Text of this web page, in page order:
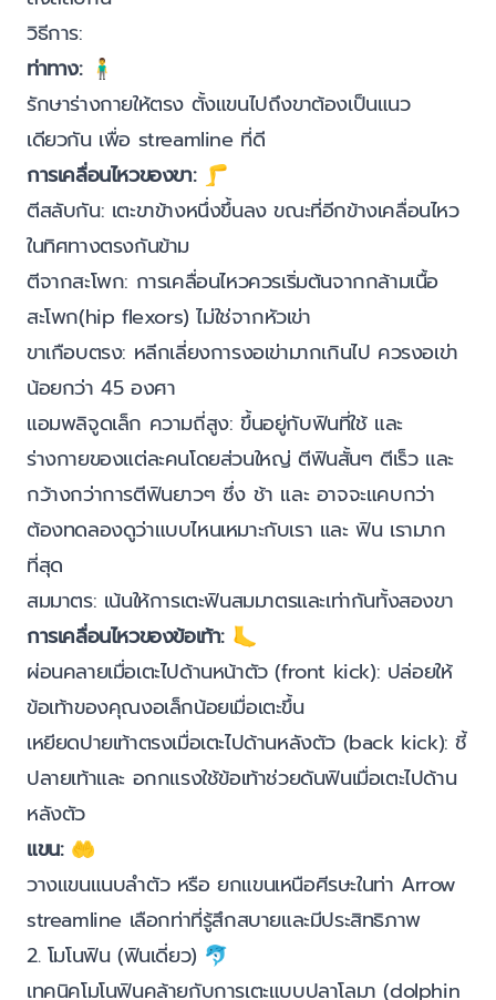
วิธีการ:
ท่าทาง:🧍‍♂️
รักษาร่างกายให้ตรง ตั้งแขนไปถึงขาต้องเป็นแนว
เดียวกัน เพื่อ streamline ที่ดี
การเคลื่อนไหวของขา:🦵
ตีสลับกัน: เตะขาข้างหนึ่งขึ้นลง ขณะที่อีกข้างเคลื่อนไหว
ในทิศทางตรงกันข้าม
ตีจากสะโพก: การเคลื่อนไหวควรเริ่มต้นจากกล้ามเนื้อ
สะโพก(hip flexors) ไม่ใช่จากหัวเข่า
ขาเกือบตรง: หลีกเลี่ยงการงอเข่ามากเกินไป ควรงอเข่า
น้อยกว่า 45 องศา
แอมพลิจูดเล็ก ความถี่สูง: ขึ้นอยู่กับฟินที่ใช้ และ
ร่างกายของแต่ละคนโดยส่วนใหญ่ ตีฟินสั้นๆ ตีเร็ว และ
กว้างกว่าการตีฟินยาวๆ ซึ่ง ช้า และ อาจจะแคบกว่า
ต้องทดลองดูว่าแบบไหนเหมาะกับเรา และ ฟิน เรามาก
ที่สุด
สมมาตร: เน้นให้การเตะฟินสมมาตรและเท่ากันทั้งสองขา
การเคลื่อนไหวของข้อเท้า: 🦶
ผ่อนคลายเมื่อเตะไปด้านหน้าตัว (front kick): ปล่อยให้
ข้อเท้าของคุณงอเล็กน้อยเมื่อเตะขึ้น
เหยียดปายเท้าตรงเมื่อเตะไปด้านหลังตัว (back kick): ชี้
ปลายเท้าและ อกกแรงใช้ข้อเท้าช่วยดันฟินเมื่อเตะไปด้าน
หลังตัว
แขน:🤲
วางแขนแนบลำตัว หรือ ยกแขนเหนือศีรษะในท่า Arrow
streamline เลือกท่าที่รู้สึกสบายและมีประสิทธิภาพ
2. โมโนฟิน (ฟินเดี่ยว) 🐬
เทคนิคโมโนฟินคล้ายกับการเตะแบบปลาโลมา (dolphin